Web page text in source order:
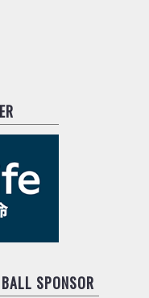
SPONSOR